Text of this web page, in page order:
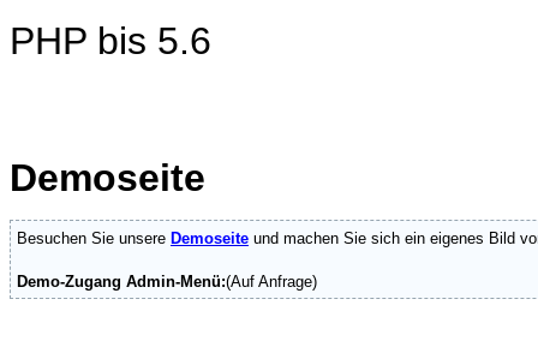
PHP bis 5.6
Demoseite
Besuchen Sie unsere Demoseite und machen Sie sich ein eigenes Bild
Demo-Zugang Admin-Menü:(Auf Anfrage)